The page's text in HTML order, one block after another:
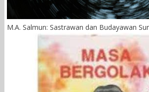
M.A. Salmun: Sastrawan dan Budayawan